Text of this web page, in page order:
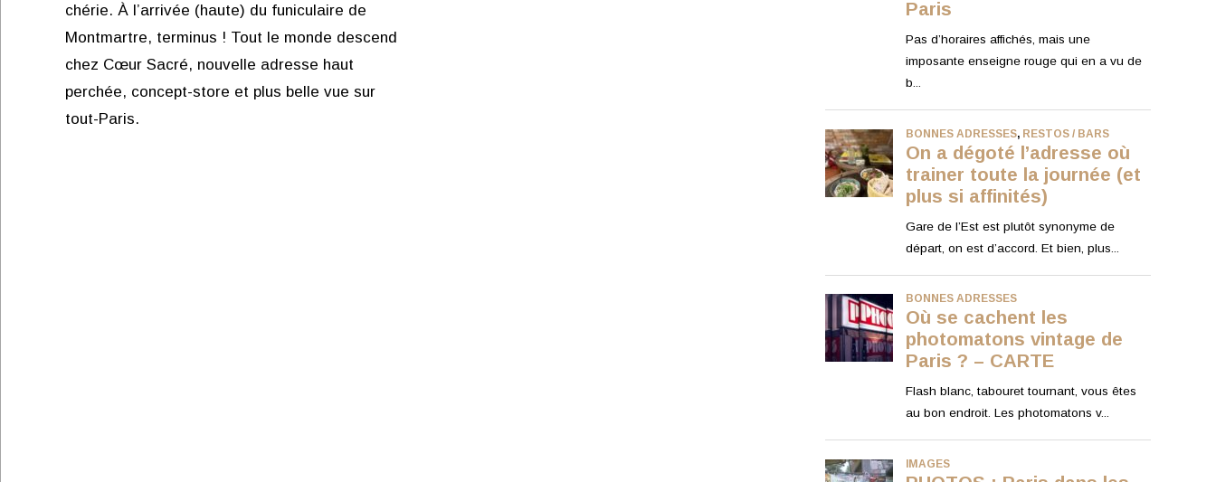
chérie. À l’arrivée (haute) du funiculaire de
Montmartre, terminus ! Tout le monde descend
chez Cœur Sacré, nouvelle adresse haut
perchée, concept-store et plus belle vue sur
tout-Paris.